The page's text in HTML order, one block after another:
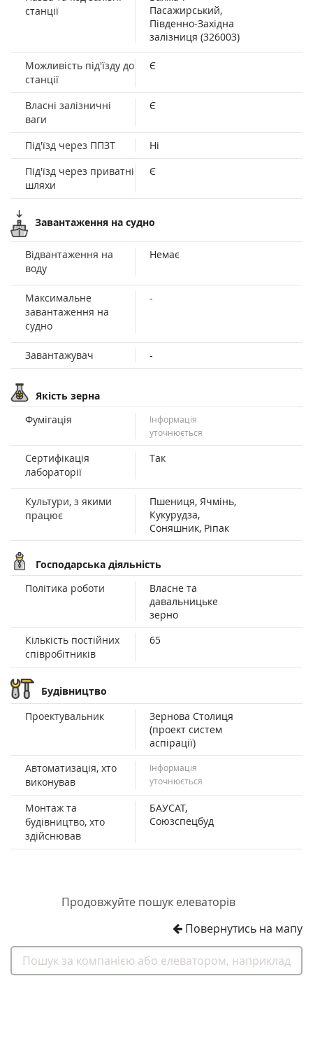
станції
Пасажирський,
Південно-Західна
залізниця (326003)
Можливість під'їзду до
станції
Є
Власні залізничні
ваги
Є
Під'їзд через ППЗТ
Ні
Під'їзд через приватні
шляхи
Є
Завантаження на судно
Відвантаження на
воду
Немає
Максимальне
завантаження на
судно
-
Завантажувач -
Якість зерна
Фумігація
Інформація
уточнюється
Сертифікація
лабораторії
Так
Культури, з якими
працює
Пшениця, Ячмінь,
Кукурудза,
Соняшник, Ріпак
Господарська діяльність
Політика роботи
Власне та
давальницьке
зерно
Кількість постійних
співробітників
65
Будівництво
Проектувальник
Зернова Столиця
(проект систем
аспірації)
Автоматизація, хто
виконував
Інформація
уточнюється
Монтаж та
будівництво, хто
здійснював
БАУСАТ,
Союзспецбуд
Продовжуйте пошук елеваторів
Повернутись на мапу